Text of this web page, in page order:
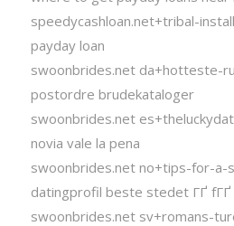
speedycashloan.net+tribal-
payday loan
swoonbrides.net da+hotteste-
postordre brudekataloger
swoonbrides.net
novia vale la pena
swoonbrides.net no+tips-for-a-
datingprofil beste stedet ГҐ
swoonbrides.net sv+romans-